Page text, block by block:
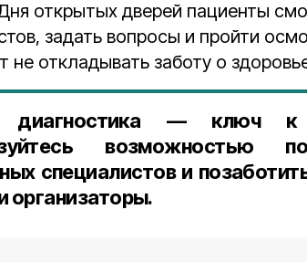
открытых дверей пациенты
задать вопросы и пройти
не откладывать заботу о
диагностика — ключ к
возможностью
специалистов и
организаторы.